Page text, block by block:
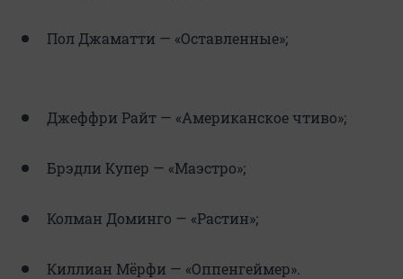
Пол Джаматти — «Оставленные»;
Джеффри Райт — «Американское чтиво»;
Брэдли Купер — «Маэстро»;
Колман Доминго — «Растин»;
Киллиан Мёрфи — «Оппенгеймер».